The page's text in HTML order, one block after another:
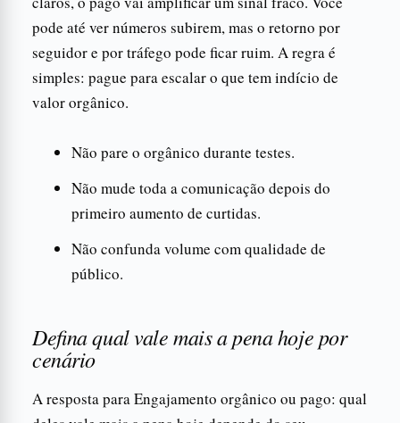
pode até ver números subirem, mas o retorno por
seguidor e por tráfego pode ficar ruim. A regra é
simples: pague para escalar o que tem indício de
valor orgânico.
Não pare o orgânico durante testes.
Não mude toda a comunicação depois do
primeiro aumento de curtidas.
Não confunda volume com qualidade de
público.
Defina qual vale mais a pena hoje por
cenário
A resposta para Engajamento orgânico ou pago: qual